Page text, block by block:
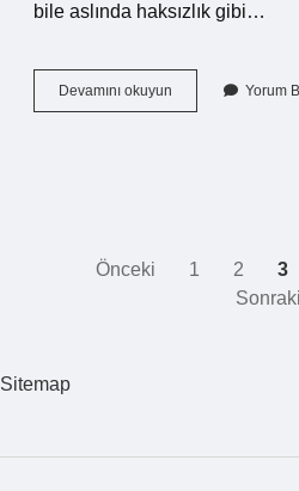
bile aslında haksızlık gibi…
Devamını okuyun
ilmi
Yorum
YazıÖnceki 1 2 3
Sonraki
Sitemap